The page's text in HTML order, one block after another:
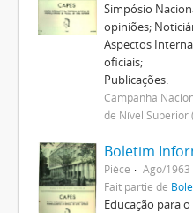
Simpósio
opiniões;
Aspectos
oficiais;
Publicações.
Campanha
de Nível Superior
Boletim
Pièce
Ago/1963
Fait partie de
Educação para